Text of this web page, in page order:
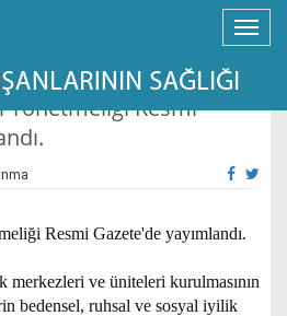
Resmi
Resmi Gazete'de yayımlandı.
merkezleri ve üniteleri kurulmasının
bedensel, ruhsal ve sosyal iyilik